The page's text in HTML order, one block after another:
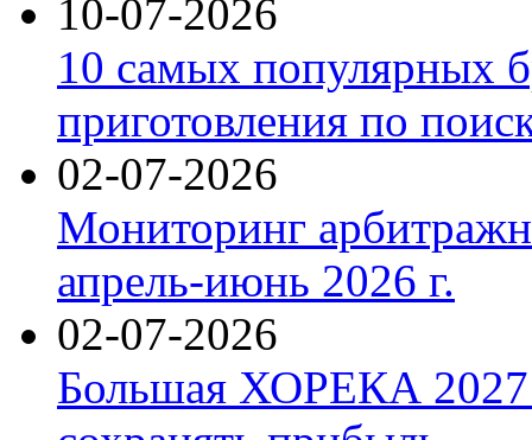
10-07-2026
10 самых популярных
приготовления по
02-07-2026
Мониторинг
апрель-июнь 2026 г.
02-07-2026
Большая ХОРЕКА 2027: